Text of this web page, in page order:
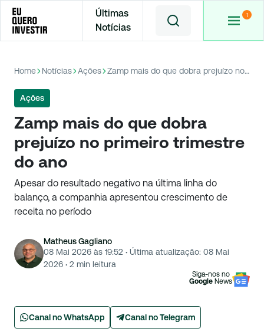
Últimas
Notícias
Home Notícias Ações Zamp mais do que dobra prejuízo no primeiro trimestre do ano
Ações
Zamp mais do que dobra
prejuízo no primeiro trimestre
do ano
Apesar do resultado negativo na última linha do
balanço, a companhia apresentou crescimento de
receita no período
Matheus Gagliano
08 Mai 2026 às 19:52 · Última atualização: 08 Mai
2026 · 2 min leitura
Siga-nos no
Google News
Canal no WhatsApp Canal no Telegram